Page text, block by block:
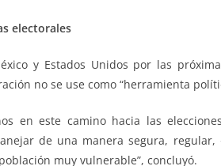
electorales
y Estados Unidos por las
no se use como “herramienta
en este camino hacia las
de una manera segura,
muy vulnerable”, concluyó.